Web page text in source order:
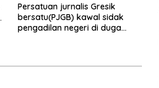
Persatuan jurnalis Gresik
bersatu(PJGB) kawal sidak
pengadilan negeri di duga